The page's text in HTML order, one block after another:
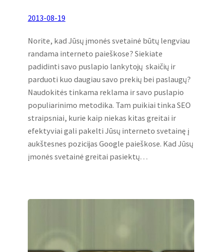
2013-08-19
Norite, kad Jūsų įmonės svetainė būtų lengviau
randama interneto paieškose? Siekiate
padidinti savo puslapio lankytojų skaičių ir
parduoti kuo daugiau savo prekių bei paslaugų?
Naudokitės tinkama reklama ir savo puslapio
populiarinimo metodika. Tam puikiai tinka SEO
straipsniai, kurie kaip niekas kitas greitai ir
efektyviai gali pakelti Jūsų interneto svetainę į
aukštesnes pozicijas Google paieškose. Kad Jūsų
įmonės svetainė greitai pasiektų…